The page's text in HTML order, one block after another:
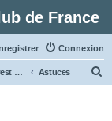
de France
Connexion
--- Nordwest & RC --- Astuces